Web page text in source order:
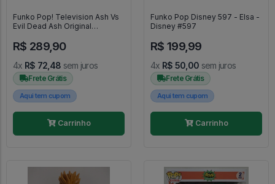
Funko Pop! Television Ash Vs
Evil Dead Ash Original
Dead #395
R$ 289,90
4x R$ 72,48 sem juros
Frete Grátis
Aqui tem cupom
Carrinho
Funko Pop Disney 597 - Elsa -
Disney #597
R$ 199,99
4x R$ 50,00 sem juros
Frete Grátis
Aqui tem cupom
Carrinho